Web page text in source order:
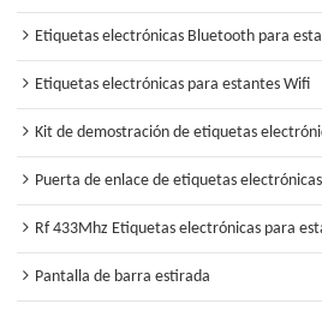
Etiquetas electrónicas Bluetooth para
Etiquetas electrónicas para estantes Wifi
Kit de demostración de etiquetas
Puerta de enlace de etiquetas
Rf 433Mhz Etiquetas electrónicas para
Pantalla de barra estirada